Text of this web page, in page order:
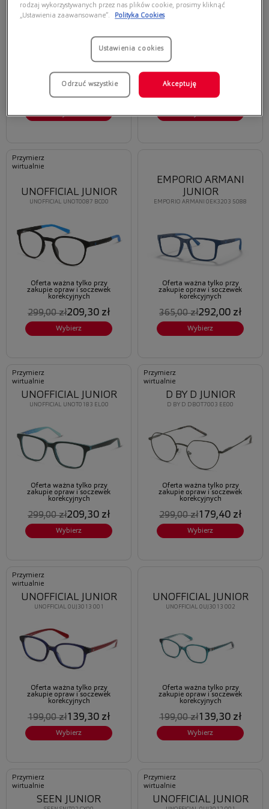
zakupie opraw i soczewek
korekcyjnych
199,00 zł159,20 zł
Wybierz
zakupie opraw i soczewek
korekcyjnych
199,00 zł139,30 zł
Wybierz
Przymierz
wirtualnie
UNOFFICIAL UNOT0087 BC00
UNOFFICIAL JUNIOR
Oferta ważna tylko przy
zakupie opraw i soczewek
korekcyjnych
299,00 zł209,30 zł
Wybierz
EMPORIO ARMANI 0EK3203 5088
EMPORIO ARMANI
JUNIOR
Oferta ważna tylko przy
zakupie opraw i soczewek
korekcyjnych
365,00 zł292,00 zł
Wybierz
Przymierz
wirtualnie
UNOFFICIAL UNOT0183 EL00
UNOFFICIAL JUNIOR
Oferta ważna tylko przy
zakupie opraw i soczewek
korekcyjnych
299,00 zł209,30 zł
Wybierz
Przymierz
wirtualnie
D BY D DBOT7003 EE00
D BY D JUNIOR
Oferta ważna tylko przy
zakupie opraw i soczewek
korekcyjnych
299,00 zł179,40 zł
Wybierz
Przymierz
wirtualnie
UNOFFICIAL 0UJ3013 001
UNOFFICIAL JUNIOR
Oferta ważna tylko przy
zakupie opraw i soczewek
korekcyjnych
199,00 zł139,30 zł
Wybierz
UNOFFICIAL 0UJ3013 002
UNOFFICIAL JUNIOR
Oferta ważna tylko przy
zakupie opraw i soczewek
korekcyjnych
199,00 zł139,30 zł
Wybierz
Przymierz
wirtualnie
SEEN JUNIOR
Przymierz
wirtualnie
UNOFFICIAL JUNIOR
rodzaj wykorzystywanych przez nas plików cookie, prosimy kliknąć
„Ustawienia zaawansowane”.
Polityka Cookies
Ustawienia cookies
Odrzuć wszystkie Akceptuję